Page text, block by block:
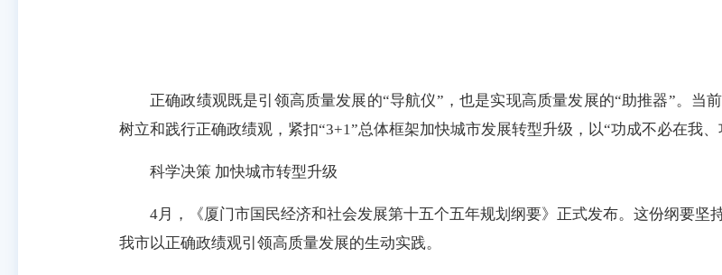
正确政绩观既是引领高质量发展的“导航仪”，也是实现高质量发展的“助推器”。当
树立和践行正确政绩观，紧扣“3+1”总体框架加快城市发展转型升级，以“功成不必在我
科学决策 加快城市转型升级
4月，《厦门市国民经济和社会发展第十五个五年规划纲要》正式发布。这份纲要坚
我市以正确政绩观引领高质量发展的生动实践。